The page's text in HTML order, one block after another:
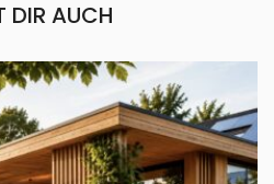
DIR AUCH